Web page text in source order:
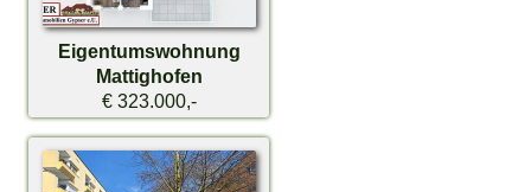
Eigentumswohnung
Mattighofen
€ 323.000,-